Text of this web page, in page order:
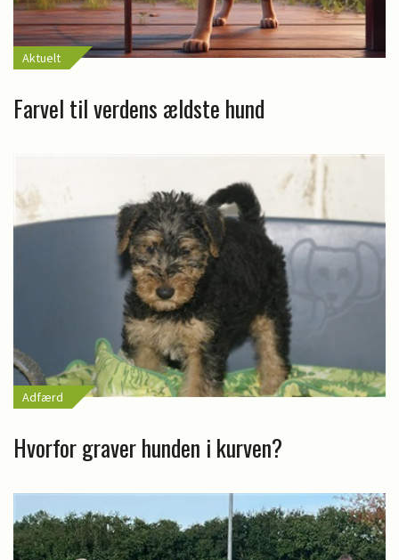
Aktuelt
Farvel til verdens ældste hund
Adfærd
Hvorfor graver hunden i kurven?